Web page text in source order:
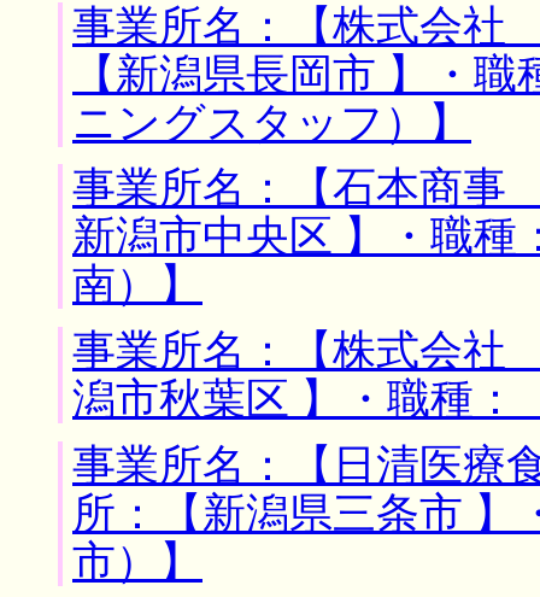
事業所名：【株式会
【新潟県長岡市 】・
ニングスタッフ）】
事業所名：【石本商事
新潟市中央区 】・職種
南）】
事業所名：【株式会社
潟市秋葉区 】・職種：
事業所名：【日清医療
所：【新潟県三条市 】
市）】